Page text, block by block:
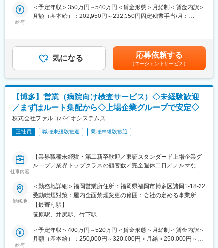
感しながら成長できます。
丁寧に教えていきます。医療の基礎知識や医療現場の方とのコミ
ュニケーションの取り方など未経験の方でも安心して成長できる
よう一つひとつフォローしていきます。
■組織構成
部署7名（20～40代）の方々が活躍しています！
■キャリアパス
主任→係長→課長→次長→エリア長→幹部候補
※年功序列ではありません。4年目の課長もいますので実績に応じ
■働き方について
トラブル等の緊急対応のため、夜間・休日の緊急対応当番を月に
一次受けし、電話のみで対応できない場合のみ営業担当が現場へ
対応に向かうケースがあります。
変更の範囲：会社の定める業務
医・クリニック中心）の割合。
関係構築型の営業で事務局長、医師、看護師長が相手となりま
■商材について
「酸素を送る機械」「睡眠時に呼吸をサポートする機械」「在宅
※ほとんどがレンタルでのご提案です。担当する医療機関は30～
50件ほど。
1日10～15件を目安に病院やクリニックを訪問していくイメージ
です。
■契約締結からフォローまでの流れ
病院契約受注→見積・契約書作成→指示書→患者宅へ→機械の設
置・説明→定期点検（フォロー）→消耗品交換
【担当エリア】
■業務の魅力
業界トップクラスの知名度があり、病院やクリニックからの信頼
も厚いため、提案がしやすい環境です。
感しながら成長できます。
給与
＜予定年収＞350万円～540万円＜賃金形態＞月給制＜賃金内訳＞
月額（基本給）：202,950円～232,350円固定残業手当/月：
験・年齢、能力等を考慮の上、当社規定により決定致します。■賞
与：年2回（7月・12月）※過去実績5.6ヶ月分賃金はあくまでも目
安の金額であり、選考を通じて上下する可能性があります。月給
(月額)は固定手当を含めた表記です。
気になる 応募依頼する
（エージェントサービス）
【博多】営業（病院向け検査サービス）◇未経験歓迎
／まずはルート集配から◇上場企業グループで安定◇
株式会社ファルコバイオシステムズ
正社員 職種未経験歓迎 業種未経験歓迎
仕事内容
【業界職種未経験・第二新卒歓迎／東証スタンダード上場企業グ
ループ／業界トップクラスの顧客数／完全週休二日／ノルマなし
グループ売上高433億円を誇る東証スタンダード上場企業ファル
コホールディングスのグループ会社であり、臨床検体検査の受託
や医療情報および医療システムの提供行う当社において、医療機
関への営業を担当いただきます。
＜臨床検査とは＞
病院や診療所で採血された血液などの検体について分析し、検査
勤務地
＜勤務地詳細＞福岡営業所住所：福岡県福岡市博多区諸岡1-18-22
受動喫煙対策：屋内全面禁煙変更の範囲：会社の定める事業所
【最寄り駅】
笹原駅、井尻駅、竹下駅
給与
＜予定年収＞400万円～520万円＜賃金形態＞月給制＜賃金内訳＞
月額（基本給）：250,000円～320,000円＜月給＞250,000円～